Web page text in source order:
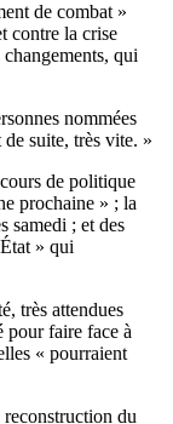
de combat »
contre la crise
qui
nommées
suite, très vite. »
de politique
prochaine » ; la
samedi ; et des
» qui
très attendues
pour faire face à
« pourraient
du